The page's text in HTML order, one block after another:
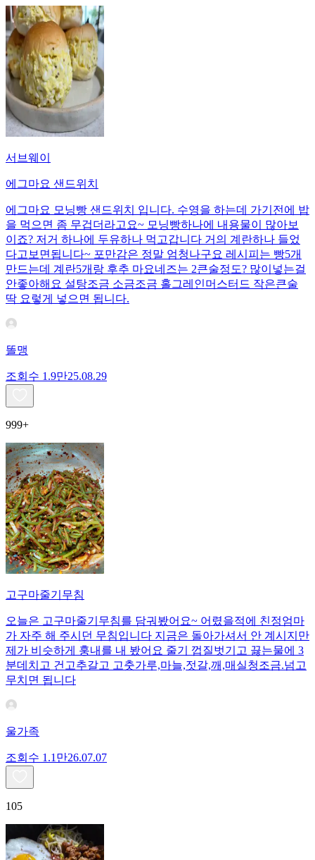
서브웨이
에그마요 샌드위치
에그마요 모닝빵 샌드위치 입니다. 수영을 하는데 가기전에 밥
을 먹으면 좀 무겁더라고요~ 모닝빵하나에 내용물이 많아보
이죠? 저거 하나에 두유하나 먹고갑니다 거의 계란하나 들었
다고보면됩니다~ 포만감은 정말 엄청나구요 레시피는 빵5개
만드는데 계란5개랑 후추 마요네즈는 2큰술정도? 많이넣는걸
안좋아해요 설탕조금 소금조금 홀그레인머스터드 작은큰술
딱 요렇게 넣으면 됩니다.
똘맹
조회수 1.9만25.08.29
999+
고구마줄기무침
오늘은 고구마줄기무침를 담궈봤어요~ 어렸을적에 친정엄마
가 자주 해 주시던 무침입니다 지금은 돌아가셔서 안 계시지만
제가 비슷하게 훙내를 내 봤어요 줄기 껍질벗기고 끓는물에 3
분데치고 건고추갈고 고춧가루,마늘,젓갈,깨,매실청조금.넘고
무치면 됩니다
울가족
조회수 1.1만26.07.07
105